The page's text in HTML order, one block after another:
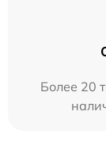
Более 20